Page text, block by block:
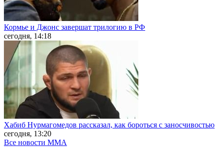
Кормье и Джонс завершат трилогию в РФ
сегодня, 14:18
Хабиб Нурмагомедов рассказал, как бороться с заносчивостью
сегодня, 13:20
Все новости MMA